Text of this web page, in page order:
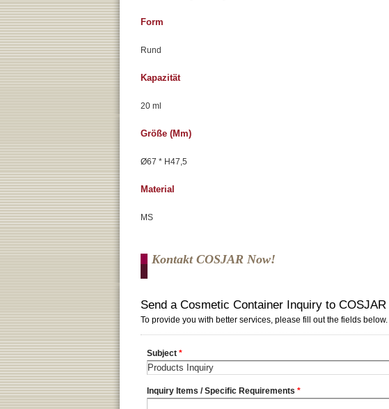
Form
Rund
Kapazität
20 ml
Größe (mm)
Ø67 * H47,5
Material
MS
Kontakt COSJAR Now!